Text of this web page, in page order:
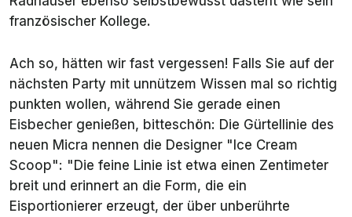
französischer Kollege.
Ach so, hätten wir fast vergessen! Falls Sie auf der
nächsten Party mit unnützem Wissen mal so richtig
punkten wollen, während Sie gerade einen
Eisbecher genießen, bitteschön: Die Gürtellinie des
neuen Micra nennen die Designer "Ice Cream
Scoop": "Die feine Linie ist etwa einen Zentimeter
breit und erinnert an die Form, die ein
Eisportionierer erzeugt, der über unberührte